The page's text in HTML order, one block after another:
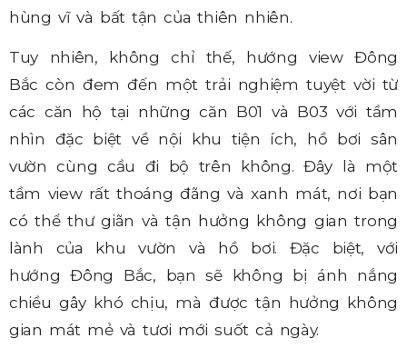
hùng vĩ và bất tận của thiên nhiên.
Tuy nhiên, không chỉ thế, hướng view Đông
Bắc còn đem đến một trải nghiệm tuyệt vời từ
các căn hộ tại những căn B01 và B03 với tầm
nhìn đặc biệt về nội khu tiện ích, hồ bơi sân
vườn cùng cầu đi bộ trên không. Đây là một
tầm view rất thoáng đãng và xanh mát, nơi bạn
có thể thư giãn và tận hưởng không gian trong
lành của khu vườn và hồ bơi. Đặc biệt, với
hướng Đông Bắc, bạn sẽ không bị ánh nắng
chiều gây khó chịu, mà được tận hưởng không
gian mát mẻ và tươi mới suốt cả ngày.